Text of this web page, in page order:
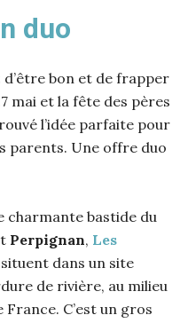
duo
d’être bon et de frapper
mai et la fête des pères
l’idée parfaite pour
parents. Une offre duo
charmante bastide du
Perpignan, Les
situent dans un site
de rivière, au milieu
France. C’est un gros